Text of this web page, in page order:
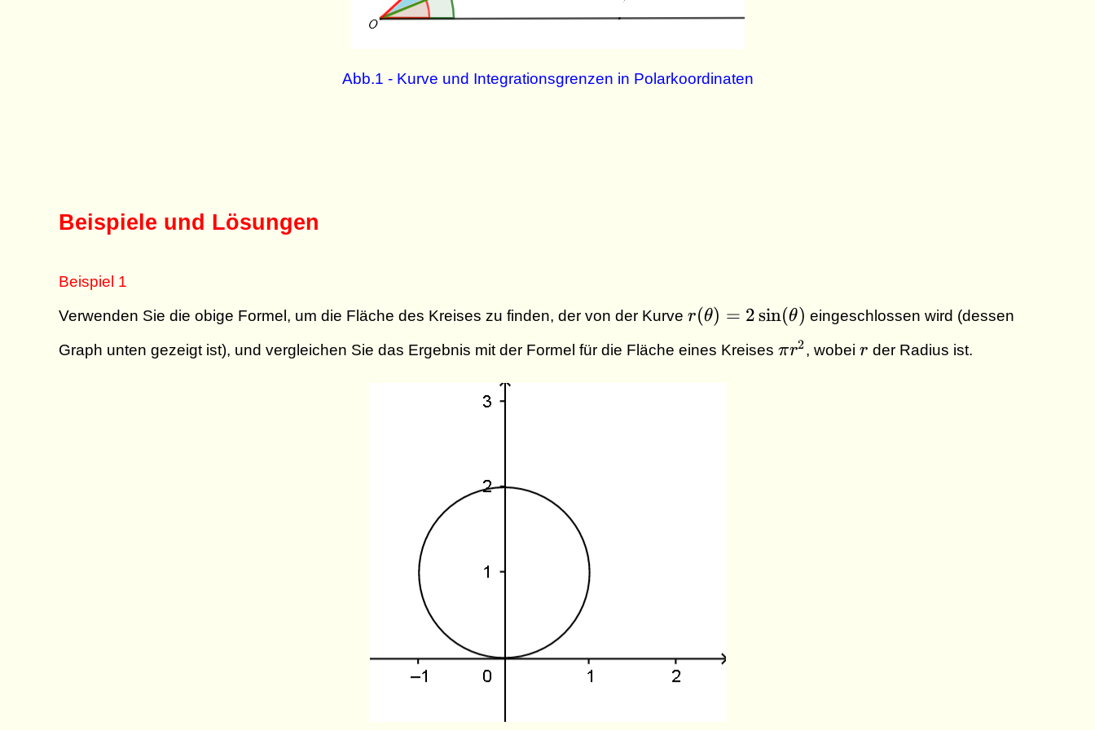
Abb.1 - Kurve und Integrationsgrenzen in Polarkoordinaten
Beispiele und Lösungen
Beispiel 1
Verwenden Sie die obige Formel, um die Fläche des Kreises zu finden, der von der Kurve r(\theta)
= 2 \sin
(\theta)
r(θ) = 2sin(θ) eingeschlossen wird (dessen
Graph unten gezeigt ist), und vergleichen Sie das Ergebnis mit der Formel für die Fläche eines Kreises \pi
πr2, wobeir
r der Radius ist.